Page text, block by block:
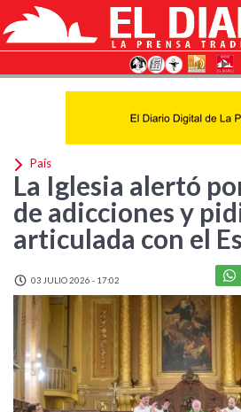
País
La Iglesia alertó
de adicciones y
articulada con el
03 JULIO 2026 - 17:02